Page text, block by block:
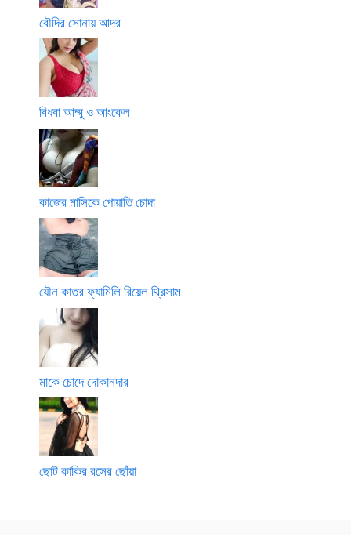
বৌদির সোনায় আদর
বিধবা আম্মু ও আংকেল
কাজের মাসিকে পোয়াতি চোদা
যৌন কাতর ফ্যামিলি রিয়েল থ্রিসাম
মাকে চোদে দোকানদার
ছোট কাকির রসের ছোঁয়া